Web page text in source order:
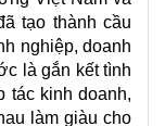
tạo thành cầu
nghiệp, doanh
là gắn kết tình
tác kinh doanh,
làm giàu cho